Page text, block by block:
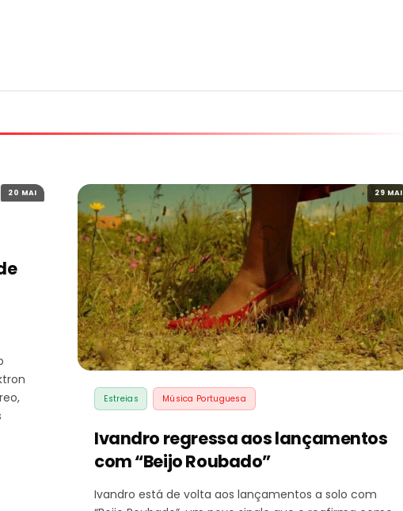
20 MAI 29 MAI
Estreias Música Portuguesa
Ivandro regressa aos lançamentos
com “Beijo Roubado”
Ivandro está de volta aos lançamentos a solo com